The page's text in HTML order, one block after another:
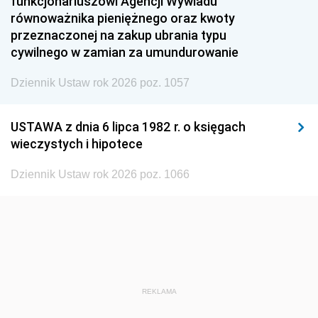
1948 1947
1945 1944 1939
1938 1937 1936
1935 1934
1929 1928 1927
równoważnika pieniężnego oraz kwoty
przeznaczonej na zakup ubrania typu
cywilnego w zamian za umundurowanie
Dziennik Ustaw rok 2026 poz. 1057
USTAWA z dnia 6 lipca 1982 r. o księgach
wieczystych i hipotece
Dziennik Ustaw rok 2026 poz. 1066
REKLAMA